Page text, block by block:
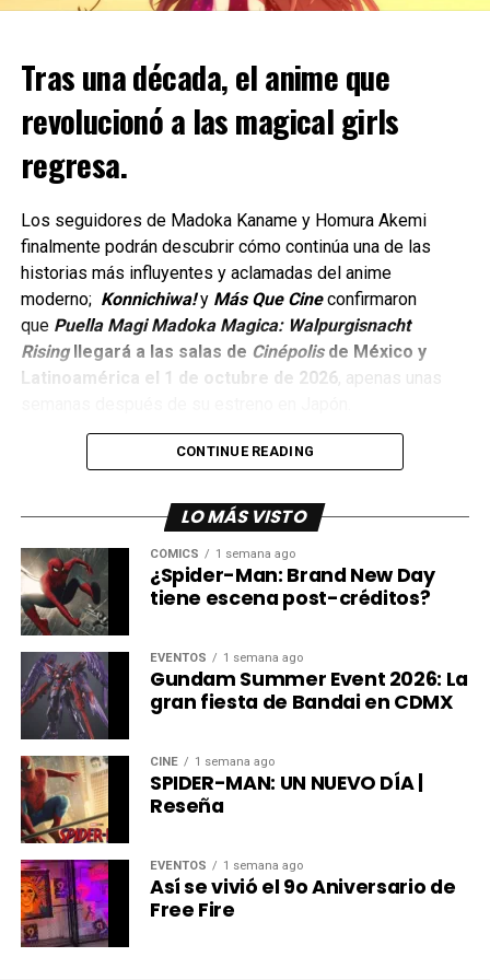
comments
Special.
Friends y Aqua Teen Hunger Force en una sátira
ambientada a bordo de un crucero.
Robot Chicken, el segundo especial estará dedicado a los
Y celebrará el 35.º aniversario del canal que dio origen a
algunas de las animaciones más queridas por varias
generaciones.
Actualmente, el episodio se encuentra en producción.
Chicken
Creados por Seth Green y Matthew Senreich, y producidos
por Stoopid Buddy Studios, los nuevos especiales de
Robot Chicken fueron anunciados durante el Festival
Internacional de Cine de Animación de Annecy.
Mientras llega su estreno, las once temporadas de la
serie ya están disponibles en HBO Max.
Tras una década, el anime que
revolucionó a las magical girls
regresa.
Los seguidores de Madoka Kaname y Homura Akemi
finalmente podrán descubrir cómo continúa una de las
historias más influyentes y aclamadas del anime
moderno; Konnichiwa!y Más Que Cineconfirmaron
que Puella Magi Madoka Magica: Walpurgisnacht
Rising llegará a las salas de Cinépolisde México y
Latinoamérica el 1 de octubre de 2026 , apenas unas
CONTINUE READING
LO MÁS VISTO
CÓMICS 1 semana ago
¿Spider-Man: Brand New Day
tiene escena post-créditos?
EVENTOS 1 semana ago
Gundam Summer Event 2026: La
gran fiesta de Bandai en CDMX
CINE 1 semana ago
SPIDER-MAN: UN NUEVO DÍA |
Reseña
EVENTOS 1 semana ago
Así se vivió el 9o Aniversario de
Free Fire